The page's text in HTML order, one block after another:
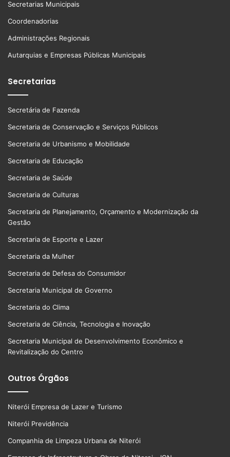
Secretarias Municipais
Coordenadorias
Administrações Regionais
Autarquias e Empresas Públicas Municipais
Secretarias
Secretária de Fazenda
Secretaria de Conservação e Serviços Públicos
Secretaria de Urbanismo e Mobilidade
Secretaria de Educação
Secretaria de Saúde
Secretaria de Culturas
Secretaria de Planejamento, Orçamento e Modernização da
Gestão
Secretaria de Esporte e Lazer
Secretaria da Mulher
Secretaria de Defesa do Consumidor
Secretaria Municipal de Governo
Secretaria do Clima
Secretaria de Ciência, Tecnologia e Inovação
Secretaria Municipal de Desenvolvimento Econômico e
Revitalização do Centro
Outros Órgãos
Niterói Empresa de Lazer e Turismo
Niterói Previdência
Companhia de Limpeza Urbana de Niterói